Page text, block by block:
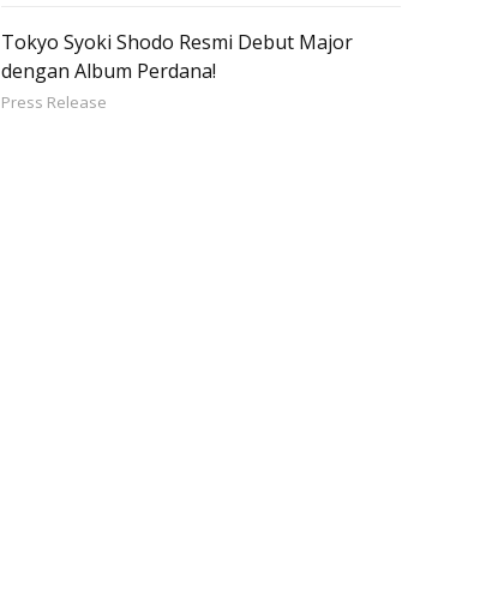
Tokyo Syoki Shodo Resmi Debut Major
dengan Album Perdana!
Press Release